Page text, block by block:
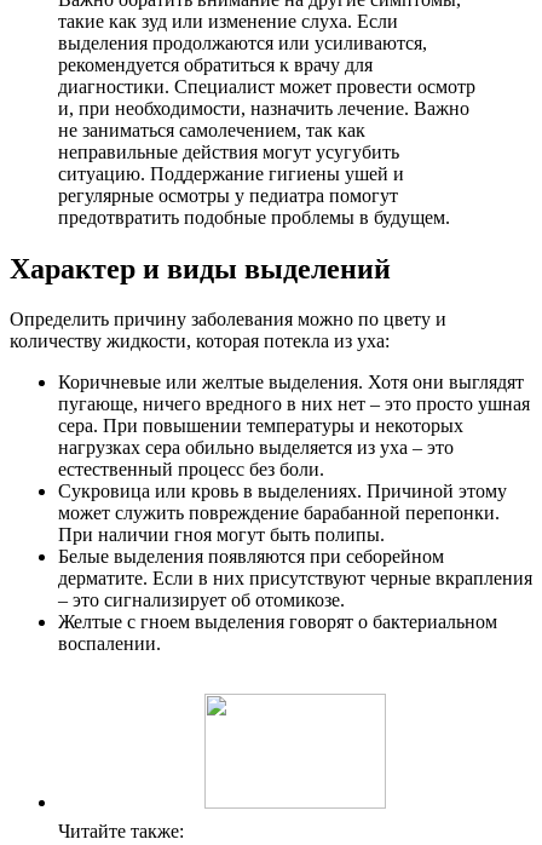
такие как зуд или изменение слуха. Если
выделения продолжаются или усиливаются,
рекомендуется обратиться к врачу для
диагностики. Специалист может провести осмотр
и, при необходимости, назначить лечение. Важно
не заниматься самолечением, так как
неправильные действия могут усугубить
ситуацию. Поддержание гигиены ушей и
регулярные осмотры у педиатра помогут
предотвратить подобные проблемы в будущем.
Характер и виды выделений
Определить причину заболевания можно по цвету и
количеству жидкости, которая потекла из уха:
Коричневые или желтые выделения. Хотя они выглядят
пугающе, ничего вредного в них нет – это просто ушная
сера. При повышении температуры и некоторых
нагрузках сера обильно выделяется из уха – это
естественный процесс без боли.
Сукровица или кровь в выделениях. Причиной этому
может служить повреждение барабанной перепонки.
При наличии гноя могут быть полипы.
Белые выделения появляются при себорейном
дерматите. Если в них присутствуют черные вкрапления
– это сигнализирует об отомикозе.
Желтые с гноем выделения говорят о бактериальном
воспалении.
Читайте также: